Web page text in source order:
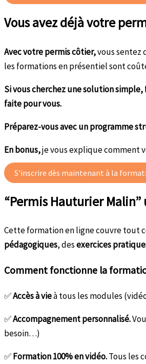
Vous avez déjà votre
Avec votre permis côtier,vous sentez
les formations en présentiel sont
Si vous cherchez une solutionsimple,
faite pour vous.
Préparez-vous avec un programme
En bonus,je vous explique comment
S'inscrire dès maintenant à la
“Permis Hauturier Malin”
Cette formation en ligne couvre tout
pédagogiques, desexercices
Comment fonctionne la
✅Accès à vieà tous les modules
✅Accompagnement personnalisé.
besoin…)
✅Formation 100% en vidéo.Tous les